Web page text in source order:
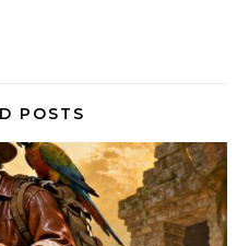
POSTS